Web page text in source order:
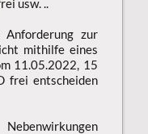
usw. ..
zur
mithilfe eines
11.05.2022, 15
frei entscheiden